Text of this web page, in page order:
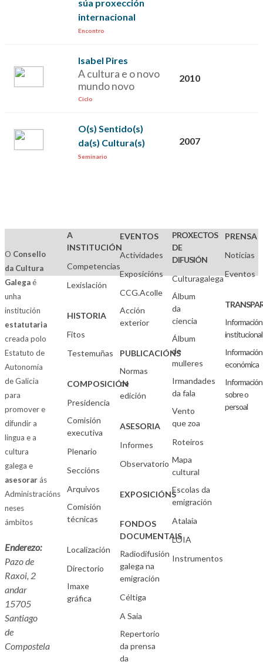
súa proxección
internacional
Encontro
Isabel Pires
A cultura e o novo
mundo novo
Ciclo
2010
O(s) Sentido(s)
da(s) Cultura(s)
Seminario
2007
O Consello
da Cultura
Galegaé
unha
institución
estatutaria
creada polo
Estatuto de
Autonomía
de Galicia
para
promover e
difundir a
lingua e a
cultura
galega e
asesorarás
Administracións
neses
ámbitos
Enderezo:
Pazo de
Raxoi, 2
andar
15705
Santiago
de
Compostela
A
INSTITUCIÓN
Competencias
Lexislación
HISTORIA
Fitos
Testemuñas
COMPOSICIÓN
Presidencia
Comisión
executiva
Plenario
Seccións
Arquivos
Comisión
técnicas
Localización
Directorio
Imaxe
gráfica
EVENTOS
Actividades
Exposicións
CCG.Acolle
Acción
exterior
PUBLICACIÓNS
Normas
de
edición
ASESORIA
Informes
Observatorio
EXPOSICIÓNS
FONDOS
DOCUMENTAIS
Radiodifusión
galega na
emigración
Céltiga
A Saia
Repertorio
da prensa
da
PROXECTOS
DE
DIFUSIÓN
Culturagalega
Álbum
da
ciencia
Álbum
de
mulleres
Irmandades
da fala
Vento
que zoa
Roteiros
Mapa
cultural
Escolas da
emigración
Atalaia
LOIA
Instrumentos
PRENSA
Noticias
Eventos
Información
institucional
Información
económica
Información
sobre o
persoal